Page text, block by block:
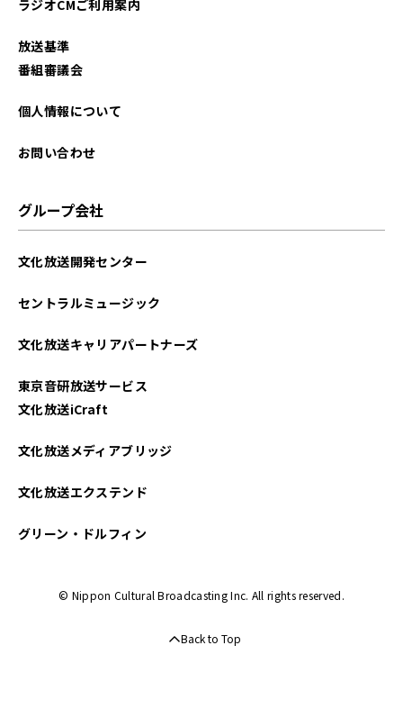
ラジオCMご利用案内
放送基準
番組審議会
個人情報について
お問い合わせ
グループ会社
文化放送開発センター
セントラルミュージック
文化放送キャリアパートナーズ
東京音研放送サービス
文化放送iCraft
文化放送メディアブリッジ
文化放送エクステンド
グリーン・ドルフィン
© Nippon Cultural Broadcasting Inc. All rights reserved.
Back to Top